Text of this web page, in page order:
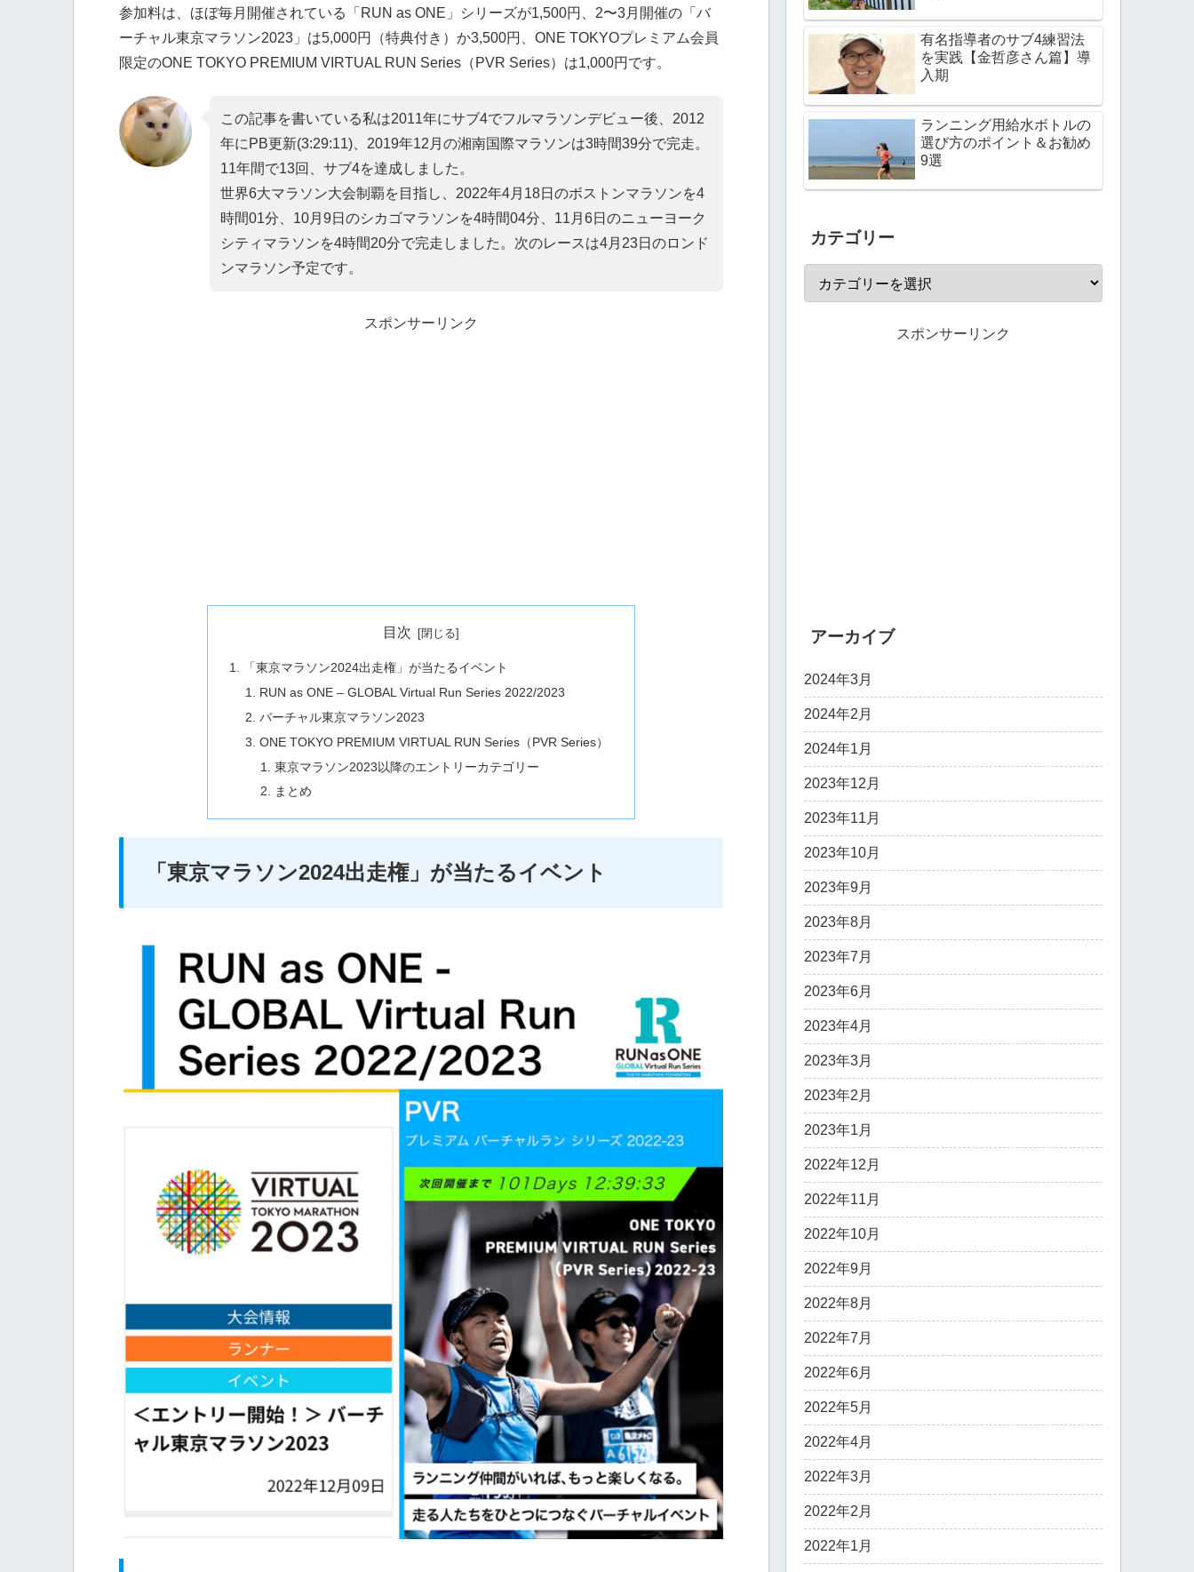
参加料は、ほぼ毎月開催されている「RUN as ONE」シリーズが1,500円、2〜3月開催の「バ
ーチャル東京マラソン2023」は5,000円（特典付き）か3,500円、ONE TOKYOプレミアム会員
限定のONE TOKYO PREMIUM VIRTUAL RUN Series（PVR Series）は1,000円です。
この記事を書いている私は2011年にサブ4でフルマラソンデビュー後、2012
年にPB更新(3:29:11)、2019年12月の湘南国際マラソンは3時間39分で完走。
11年間で13回、サブ4を達成しました。
世界6大マラソン大会制覇を目指し、2022年4月18日のボストンマラソンを4
時間01分、10月9日のシカゴマラソンを4時間04分、11月6日のニューヨーク
シティマラソンを4時間20分で完走しました。次のレースは4月23日のロンド
ンマラソン予定です。
スポンサーリンク
目次
「東京マラソン2024出走権」が当たるイベント
RUN as ONE – GLOBAL Virtual Run Series 2022/2023
バーチャル東京マラソン2023
ONE TOKYO PREMIUM VIRTUAL RUN Series（PVR Series）
東京マラソン2023以降のエントリーカテゴリー
まとめ
「東京マラソン2024出走権」が当たるイベント
有名指導者のサブ4練習法
を実践【金哲彦さん篇】導
入期
ランニング用給水ボトルの
選び方のポイント＆お勧め
9選
カテゴリー
スポンサーリンク
アーカイブ
2024年3月
2024年2月
2024年1月
2023年12月
2023年11月
2023年10月
2023年9月
2023年8月
2023年7月
2023年6月
2023年4月
2023年3月
2023年2月
2023年1月
2022年12月
2022年11月
2022年10月
2022年9月
2022年8月
2022年7月
2022年6月
2022年5月
2022年4月
2022年3月
2022年2月
2022年1月